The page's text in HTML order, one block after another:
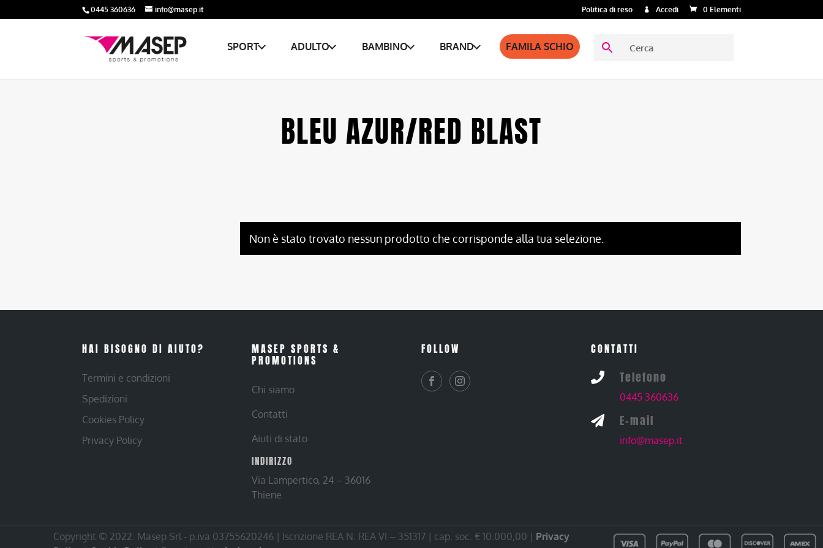
0445 360636 info@masep.it Politica di reso Accedi 0 Elementi
SPORT ADULTO BAMBINO BRAND FAMILA SCHIO
BLEU AZUR/RED BLAST
Non è stato trovato nessun prodotto che corrisponde alla tua selezione.
HAI BISOGNO DI AIUTO?
Termini e condizioni
Spedizioni
Cookies Policy
Privacy Policy
MASEP SPORTS &
PROMOTIONS
Chi siamo
Contatti
Aiuti di stato
INDIRIZZO
Via Lampertico, 24 – 36016
Thiene
FOLLOW CONTATTI
 Telefono
0445 360636
 E-mail
info@masep.it
Copyright © 2022. Masep Srl - p.iva 03755620246 | Iscrizione REA N. REA VI – 351317 | cap. soc. € 10.000,00 | Privacy